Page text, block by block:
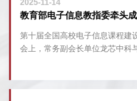
2025-11-14
第十届全国高校电子信息课程建
会上，常务副会长单位龙芯中科
子信息类专业教学指导委员会（
工业底座技术产教融合”创新联